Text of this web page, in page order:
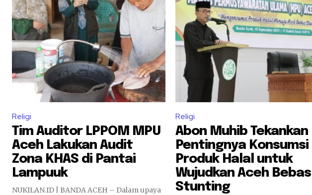
Religi
Tim Auditor LPPOM MPU
Aceh Lakukan Audit
Zona KHAS di Pantai
Lampuuk
NUKILAN.ID | BANDA ACEH – Dalam upaya
Religi
Abon Muhib Tekankan
Pentingnya Konsumsi
Produk Halal untuk
Wujudkan Aceh Bebas
Stunting